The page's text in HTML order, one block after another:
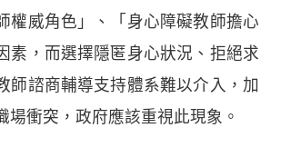
權威角色」、「身心障礙教師擔心
素，而選擇隱匿身心狀況、拒絕求
師諮商輔導支持體系難以介入，加
場衝突，政府應該重視此現象。